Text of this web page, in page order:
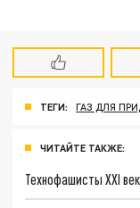
ТЕГИ: ГАЗ ДЛЯ
ЧИТАЙТЕ ТАКЖЕ:
Технофашисты XXI